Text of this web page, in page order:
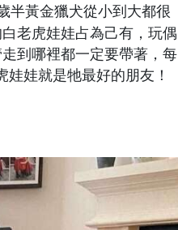
半黃金獵犬從小到大都很
老虎娃娃占為己有，玩偶
到哪裡都一定要帶著，每
娃就是牠最好的朋友！